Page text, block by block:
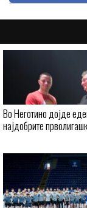
Во Неготино дојде
најдобрите